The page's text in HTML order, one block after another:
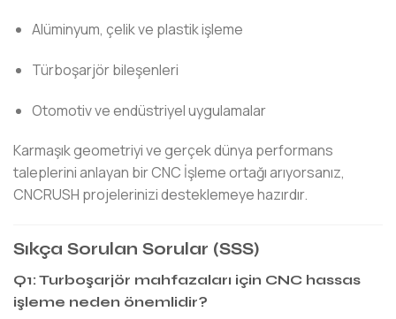
Alüminyum, çelik ve plastik işleme
Türboşarjör bileşenleri
Otomotiv ve endüstriyel uygulamalar
Karmaşık geometriyi ve gerçek dünya performans
taleplerini anlayan bir CNC İşleme ortağı arıyorsanız,
CNCRUSH projelerinizi desteklemeye hazırdır.
Sıkça Sorulan Sorular (SSS)
Q1: Turboşarjör mahfazaları için CNC hassas
işleme neden önemlidir?